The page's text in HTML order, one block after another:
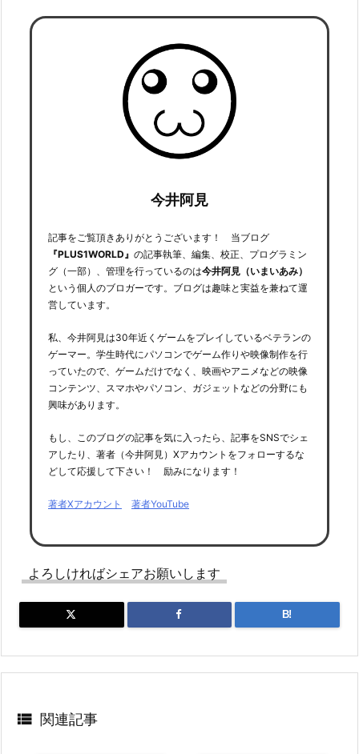
今井阿見
記事をご覧頂きありがとうございます！ 当ブログ
『PLUS1WORLD』 の記事執筆、編集、校正、プログラミン
グ（一部）、管理を行っているのは今井阿見（いまいあみ）
という個人のブロガーです。ブログは趣味と実益を兼ねて運
営しています。
私、今井阿見は30年近くゲームをプレイしているベテランの
ゲーマー。学生時代にパソコンでゲーム作りや映像制作を行
っていたので、ゲームだけでなく、映画やアニメなどの映像
コンテンツ、スマホやパソコン、ガジェットなどの分野にも
興味があります。
もし、このブログの記事を気に入ったら、記事をSNSでシェ
アしたり、著者（今井阿見）Xアカウントをフォローするな
どして応援して下さい！ 励みになります！
著者Xアカウント 著者YouTube
よろしければシェアお願いします
B!
 関連記事